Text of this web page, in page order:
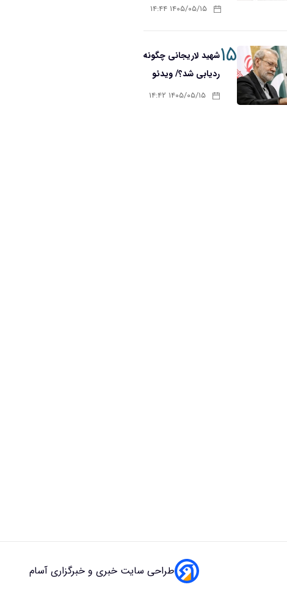
۱۴۰۵/۰۵/۱۵ ۱۴:۴۴
۱۵شهید لاریجانی چگونه
ردیابی شد؟/ ویدئو
۱۴۰۵/۰۵/۱۵ ۱۴:۴۲
طراحی سایت خبری و خبرگزاری آسام